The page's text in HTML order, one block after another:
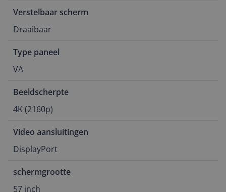
Verstelbaar scherm
Draaibaar
Type paneel
VA
Beeldscherpte
4K (2160p)
Video aansluitingen
DisplayPort
schermgrootte
57 inch